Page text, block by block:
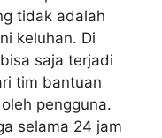
tidak adalah
keluhan. Di
saja terjadi
tim bantuan
pengguna.
selama 24 jam